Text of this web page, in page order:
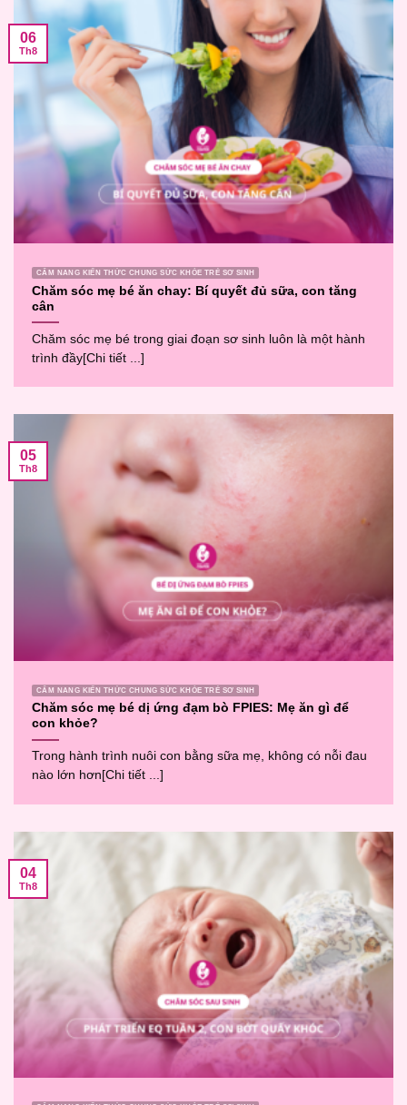
CẨM NANG KIẾN THỨC CHUNG SỨC KHỎE TRẺ SƠ SINH
Chăm sóc mẹ bé ăn chay: Bí quyết đủ sữa, con tăng
cân
Chăm sóc mẹ bé trong giai đoạn sơ sinh luôn là một hành
trình đầy[Chi tiết ...]
06
Th8
CẨM NANG KIẾN THỨC CHUNG SỨC KHỎE TRẺ SƠ SINH
Chăm sóc mẹ bé dị ứng đạm bò FPIES: Mẹ ăn gì để
con khỏe?
Trong hành trình nuôi con bằng sữa mẹ, không có nỗi đau
nào lớn hơn[Chi tiết ...]
05
Th8
04
Th8